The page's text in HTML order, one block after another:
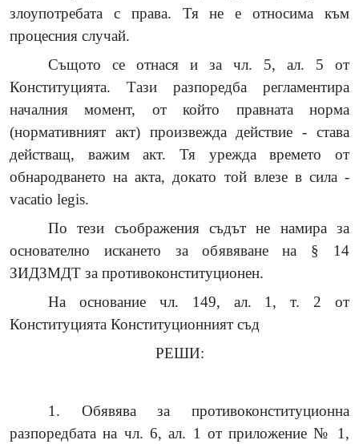
злоупотребата с права. Тя не е относима към
процесния случай.
Същото се отнася и за чл. 5, ал. 5 от
Конституцията. Тази разпоредба регламентира
началния момент, от който правната норма
(нормативният акт) произвежда действие - става
действащ, важим акт. Тя урежда времето от
обнародването на акта, докато той влезе в сила -
vacatio legis.
По тези съображения съдът не намира за
основателно искането за обявяване на § 14
ЗИДЗМДТ за противоконституционен.
На основание чл. 149, ал. 1, т. 2 от
Конституцията Конституционният съд
РЕШИ:
1. Обявява за противоконституционна
разпоредбата на чл. 6, ал. 1 от приложение № 1,